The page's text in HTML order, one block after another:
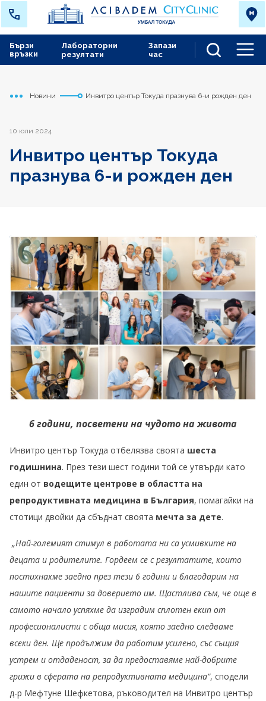
Лабораторни
резултати
Запази
час
Бързи
връзки
Начало
Токуда
Новини Инвитро център Токуда празнува 6-и рожден ден
10 юли 2024
Инвитро център Токуда
празнува 6-и рожден ден
6 години, посветени на чудото на живота
Инвитро център Токуда отбелязва своята шеста
годишнина. През тези шест години той се утвърди като
един от водещите центрове в областта на
репродуктивната медицина в България, помагайки на
стотици двойки да сбъднат своята мечта за дете.
„Най-големият стимул в работата ни са усмивките на
децата и родителите. Гордеем се с резултатите, които
постихнахме заедно през тези 6 години и благодарим на
нашите пациенти за доверието им. Щастлива съм, че още в
самото начало успяхме да изградим сплотен екип от
професионалисти с обща мисия, която заедно следваме
всеки ден. Ще продължим да работим усилено, със същия
устрем и отдаденост, за да предоставяме най-добрите
грижи в сферата на репродуктивната медицина“, сподели
д-р Мефтуне Шефкетова, ръководител на Инвитро център